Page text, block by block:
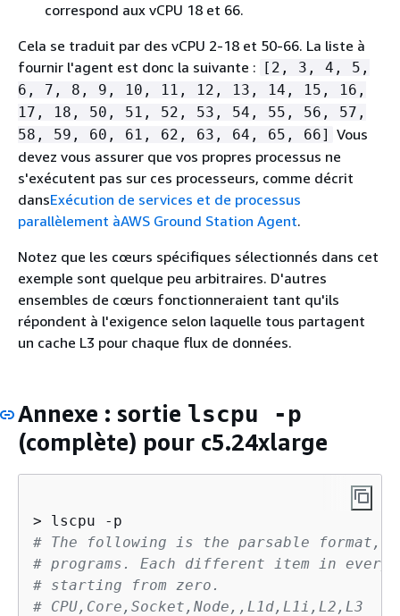
correspond aux vCPU 18 et 66.
Cela se traduit par des vCPU 2-18 et 50-66. La liste à
fournir l'agent est donc la suivante : [2, 3, 4, 5,
6, 7, 8, 9, 10, 11, 12, 13, 14, 15, 16,
17, 18, 50, 51, 52, 53, 54, 55, 56, 57,
58, 59, 60, 61, 62, 63, 64, 65, 66] Vous
devez vous assurer que vos propres processus ne
s'exécutent pas sur ces processeurs, comme décrit
dansExécution de services et de processus
parallèlement àAWS Ground Station Agent.
Notez que les cœurs spécifiques sélectionnés dans cet
exemple sont quelque peu arbitraires. D'autres
ensembles de cœurs fonctionneraient tant qu'ils
répondent à l'exigence selon laquelle tous partagent
un cache L3 pour chaque flux de données.
Annexe : sortie lscpu -p
(complète) pour c5.24xlarge
# The following is the parsable format,
# programs. Each different item in every
# starting from zero.
# CPU,Core,Socket,Node,,L1d,L1i,L2,L3